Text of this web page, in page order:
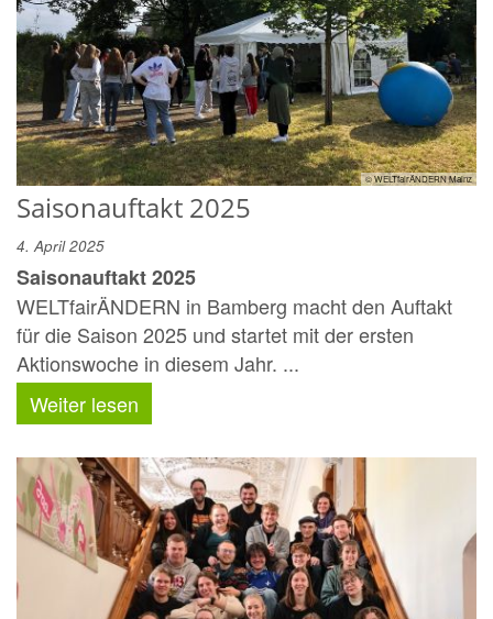
© WELTfairÄNDERN Mainz
Saisonauftakt 2025
4. April 2025
Saisonauftakt 2025
WELTfairÄNDERN in Bamberg macht den Auftakt
für die Saison 2025 und startet mit der ersten
Aktionswoche in diesem Jahr. ...
Weiter lesen